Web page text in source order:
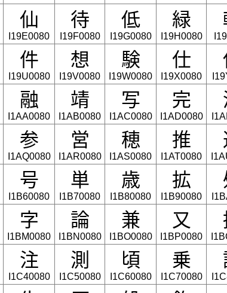
仙
I19E0080
待
I19F0080
低
I19G0080
緑
I19H0080
件
I19U0080
想
I19V0080
験
I19W0080
仕
I19X0080
融
I1AA0080
靖
I1AB0080
写
I1AC0080
完
I1AD0080
参
I1AQ0080
営
I1AR0080
穂
I1AS0080
推
I1AT0080
号
I1B60080
単
I1B70080
歳
I1B80080
拡
I1B90080
字
I1BM0080
論
I1BN0080
兼
I1BO0080
又
I1BP0080
注
I1C40080
測
I1C50080
頃
I1C60080
乗
I1C70080